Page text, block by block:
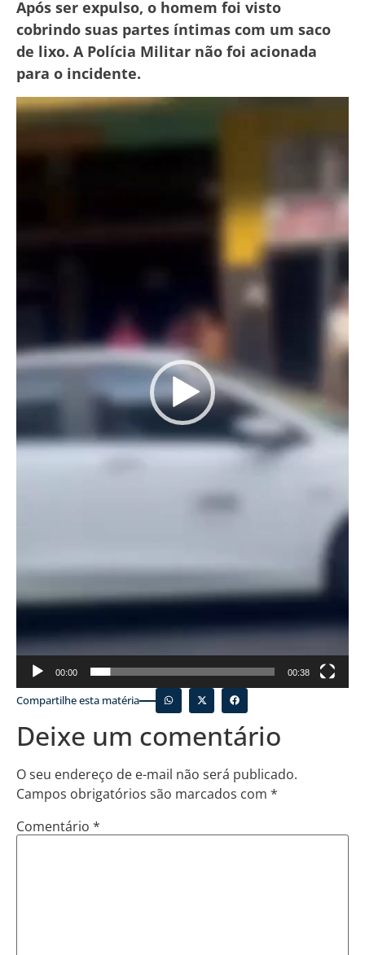
Após ser expulso, o homem foi visto
cobrindo suas partes íntimas com um saco
de lixo. A Polícia Militar não foi acionada
para o incidente.
Tocador
vídeo
00:00 00:38
Compartilhe esta matéria
Deixe um comentário
O seu endereço de e-mail não será publicado.
Campos obrigatórios são marcados com *
Comentário *